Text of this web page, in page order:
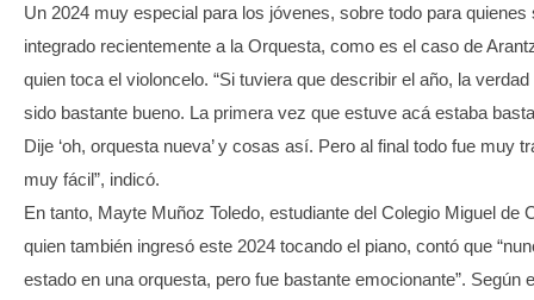
Un 2024 muy especial para los jóvenes, sobre todo para quienes
integrado recientemente a la Orquesta, como es el caso de
quien toca el violoncelo. “Si tuviera que describir el año, la
sido bastante bueno. La primera vez que estuve acá estaba
Dije ‘oh, orquesta nueva’ y cosas así. Pero al final todo fue muy
muy fácil”, indicó.
En tanto, Mayte Muñoz Toledo, estudiante del Colegio Miguel de
quien también ingresó este 2024 tocando el piano, contó que
estado en una orquesta, pero fue bastante emocionante”. Según